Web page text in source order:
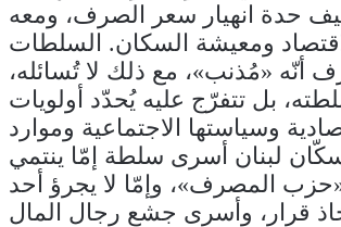
حدة انهيار سعر الصرف، ومعه
ومعيشة السكان. السلطات
أنّه «مُذنب»، مع ذلك لا تُسائله،
بل تتفرّج عليه يُحدّد أولويات
وسياستها الاجتماعية وموارد
سكّان لبنان أسرى سلطة إمّا ينتمي
المصرف»، وإمّا لا يجرؤ أحد
قرار، وأسرى جشع رجال المال